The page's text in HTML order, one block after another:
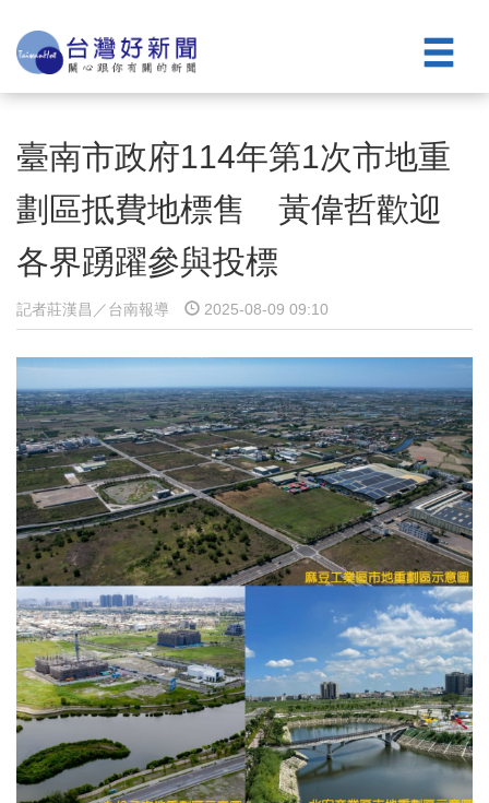
臺南市政府114年第1次市地重
劃區抵費地標售 黃偉哲歡迎
各界踴躍參與投標
記者莊漢昌／台南報導 2025-08-09 09:10